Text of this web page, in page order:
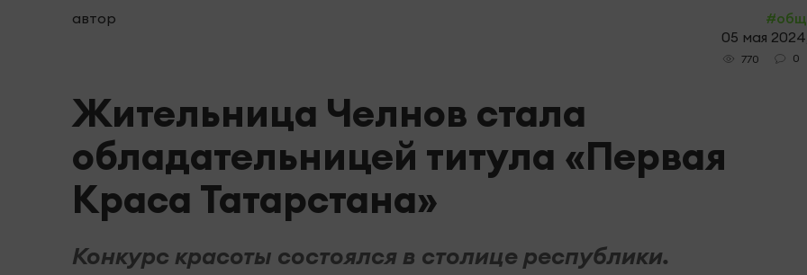
автор
05 мая
770 0
Жительница Челнов стала
обладательницей титула «Первая
Краса Татарстана»
Конкурс красоты состоялся в столице республики.